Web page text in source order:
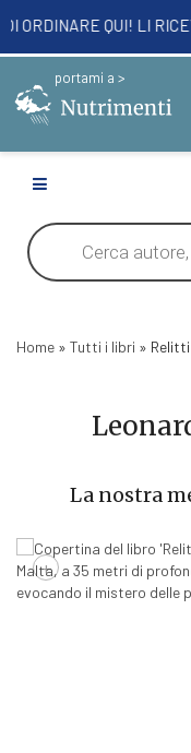
PUOI ORDINARE
portami a >
Products
search
Home » Tutti i libri » Relitti
La nostra
+